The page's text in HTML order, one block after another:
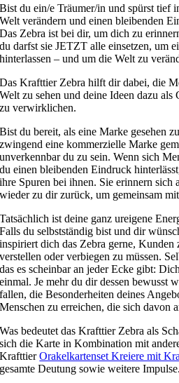
Bist du ein/e Träumer/in und spürst tief
Welt verändern und einen bleibenden
Das Zebra ist bei dir, um dich zu
du darfst sie JETZT alle einsetzen, um
hinterlassen – und um die Welt zu
Das Krafttier Zebra hilft dir dabei, die
Welt zu sehen und deine Ideen dazu als
zu verwirklichen.
Bist du bereit, als eine Marke gesehen
zwingend eine kommerzielle Marke
unverkennbar du zu sein. Wenn sich
du einen bleibenden Eindruck
ihre Spuren bei ihnen. Sie erinnern sich
wieder zu dir zurück, um gemeinsam
Tatsächlich ist deine ganz ureigene
Falls du selbstständig bist und dir
inspiriert dich das Zebra gerne, Kunden
verstellen oder verbiegen zu müssen.
das es scheinbar an jeder Ecke gibt:
einmal. Je mehr du dir dessen bewusst
fallen, die Besonderheiten deines
Menschen zu erreichen, die sich davon
Was bedeutet das Krafttier Zebra als
sich die Karte in Kombination mit
KrafttierOrakelkartenset Kreiere mit
gesamte Deutung sowie weitere Impulse.